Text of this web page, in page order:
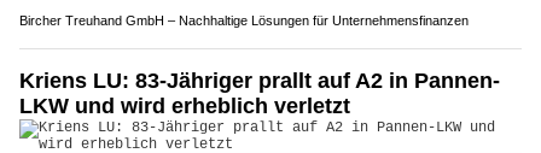
Bircher Treuhand GmbH – Nachhaltige Lösungen für Unternehmensfinanzen
Kriens LU: 83-Jähriger prallt auf A2 in Pannen-
LKW und wird erheblich verletzt